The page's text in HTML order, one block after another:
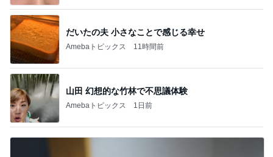
だいたの夫 小さなことで感じる幸せ
Amebaトピックス 11時間前
山田 幻想的な竹林で不思議体験
Amebaトピックス 1日前